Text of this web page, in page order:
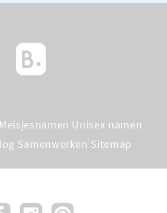
Meisjesnamen Unisex namen
Samenwerken Sitemap